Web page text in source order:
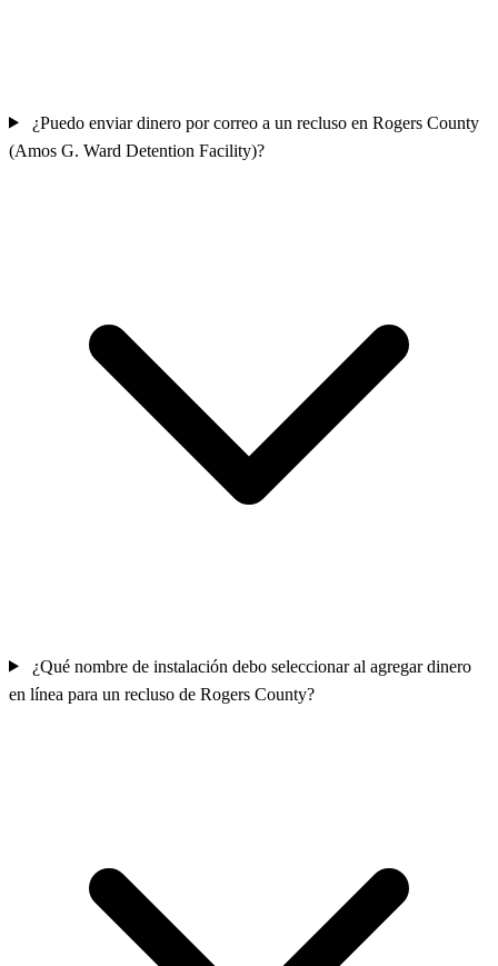
¿Puedo enviar dinero por correo a un recluso en Rogers County
(Amos G. Ward Detention Facility)?
¿Qué nombre de instalación debo seleccionar al agregar dinero
en línea para un recluso de Rogers County?